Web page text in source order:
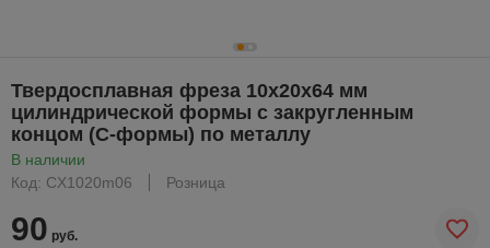
Твердосплавная фреза 10x20x64 мм
цилиндрической формы с закругленным
концом (C-формы) по металлу
В наличии
Код: CX1020m06
Розница
90 руб.